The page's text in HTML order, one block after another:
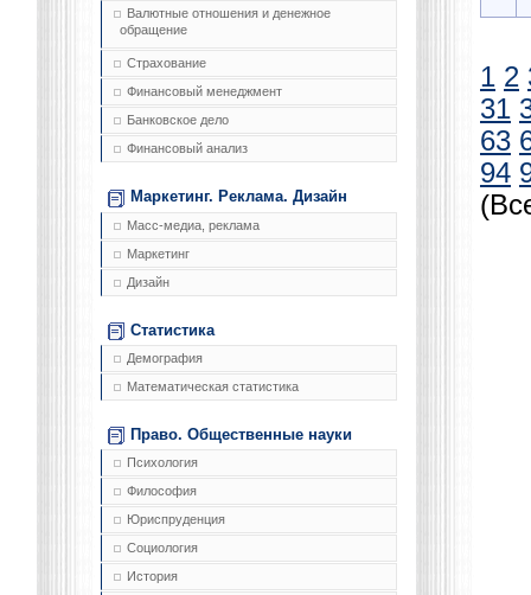
Валютные отношения и денежное
обращение
Страхование
Финансовый менеджмент
Банковское дело
Финансовый анализ
Маркетинг. Реклама. Дизайн
Масс-медиа, реклама
Маркетинг
Дизайн
Статистика
Демография
Математическая статистика
Право. Общественные науки
Психология
Философия
Юриспруденция
Социология
История
1 2
31
63
94